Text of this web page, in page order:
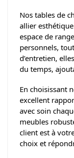
Nos tables de
allier
espace de
personnels,
d’entretien,
du temps,
En choisissant
excellent
avec soin
meubles
client est à
choix et